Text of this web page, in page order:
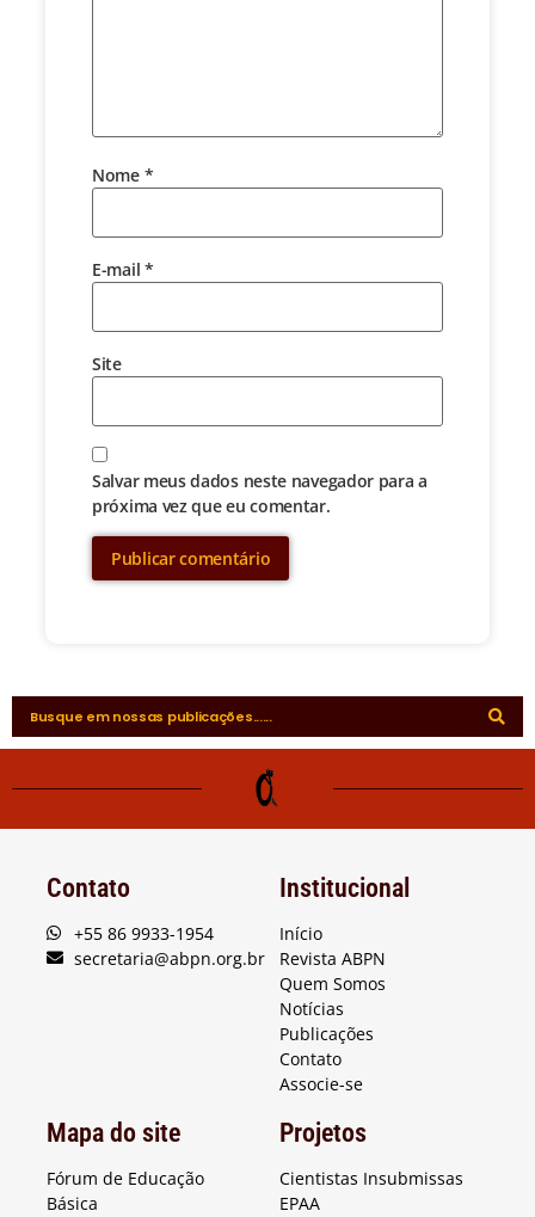
Nome *
E-mail *
Site
Salvar meus dados neste navegador para a
próxima vez que eu comentar.
Contato
+55 86 9933-1954
secretaria@abpn.org.br
Institucional
Início
Revista ABPN
Quem Somos
Notícias
Publicações
Contato
Associe-se
Mapa do site
Fórum de Educação
Básica
Projetos
Cientistas Insubmissas
EPAA